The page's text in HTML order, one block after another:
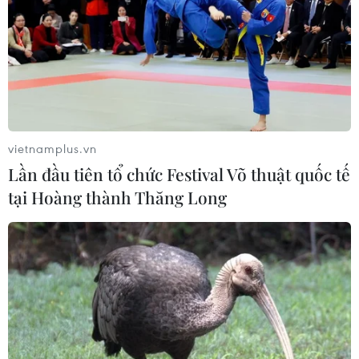
vietnamplus.vn
Lần đầu tiên tổ chức Festival Võ thuật quốc tế
tại Hoàng thành Thăng Long